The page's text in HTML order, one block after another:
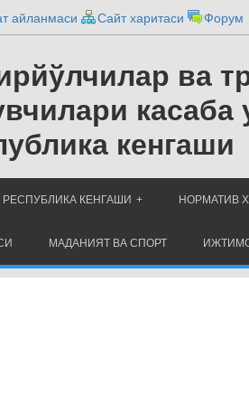
айланмаси Сайт харитаси Форум
ва
кенгаши
РЕСПУБЛИКА КЕНГАШИ НОРМАТИВ
МАДАНИЯТ ВА СПОРТ